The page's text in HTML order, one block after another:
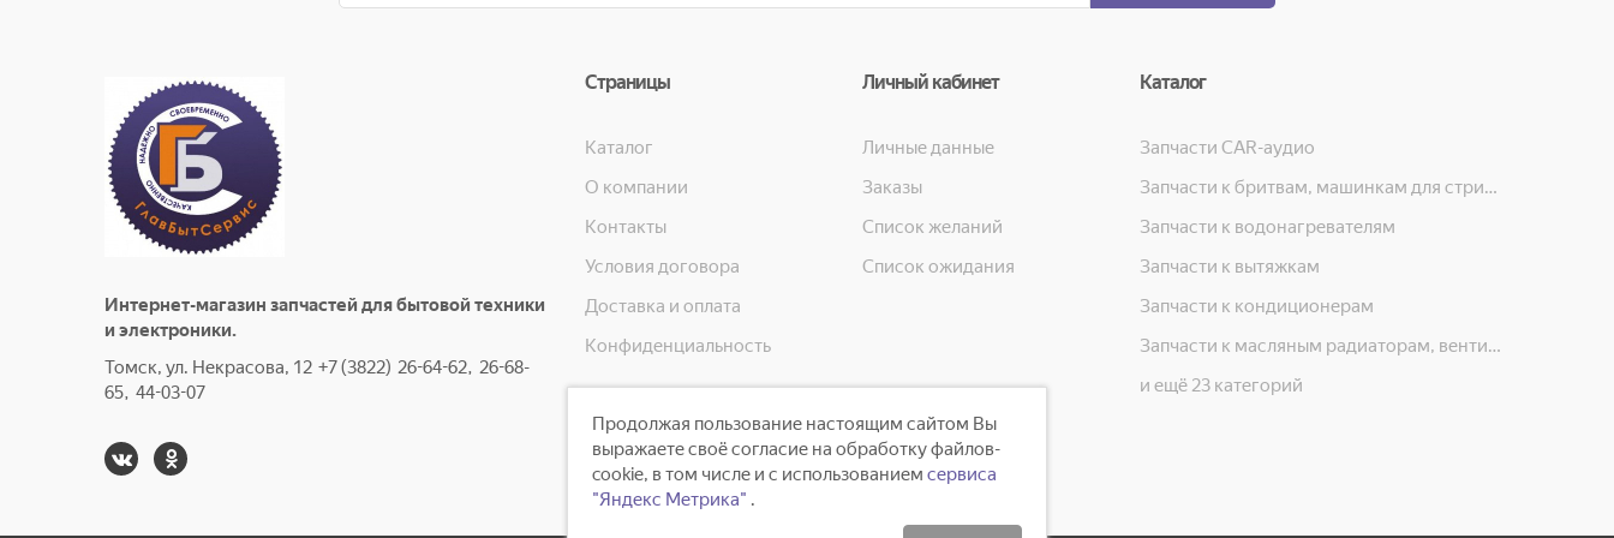
Интернет-магазин запчастей для бытовой техники
и электроники.
Томск, ул. Некрасова, 12 +7 (3822) 26-64-62, 26-68-
65, 44-03-07
Страницы
Каталог
О компании
Контакты
Условия договора
Доставка и оплата
Конфиденциальность
Личный кабинет
Личные данные
Заказы
Список желаний
Список ожидания
Каталог
Запчасти CAR-аудио
Запчасти к бритвам, машинкам для стрижки, фенам, эпиляторам, зубным щёткам
Запчасти к водонагревателям
Запчасти к вытяжкам
Запчасти к кондиционерам
Запчасти к масляным радиаторам, вентиляторам, увлажнителям воздуха и теплотехнике
и ещё 23 категорий
Продолжая пользование настоящим сайтом Вы
выражаете своё согласие на обработку файлов-
cookie, в том числе и с использованием сервиса
"Яндекс Метрика" .